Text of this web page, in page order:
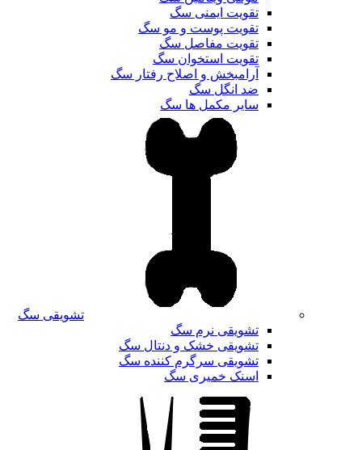
تقویت ایمنی سگ
تقویت پوست و مو سگ
تقویت مفاصل سگ
تقویت استخوان سگ
آرامبخش و اصلاح رفتار سگ
ضد انگل سگ
سایر مکمل ها سگ
تشویقی سگ
تشویقی نرم سگ
تشویقی خشک و دنتال سگ
تشویقی سرگرم کننده سگ
اسنک خمیری سگ